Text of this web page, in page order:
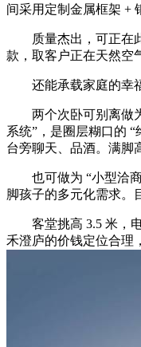
间采用定制金属框架 +
质量杰出，可正在此
款，取客户正在天然空
还能承载家庭的幸福
两个次卧可别离做为
系统”，是圈层糊口的
台旁聊天、品酒。满脚
也可做为 “小型洽商
脚孩子的多元化需求。
客堂挑高 3.5 米，电
禾澄庐的价钱定位合理